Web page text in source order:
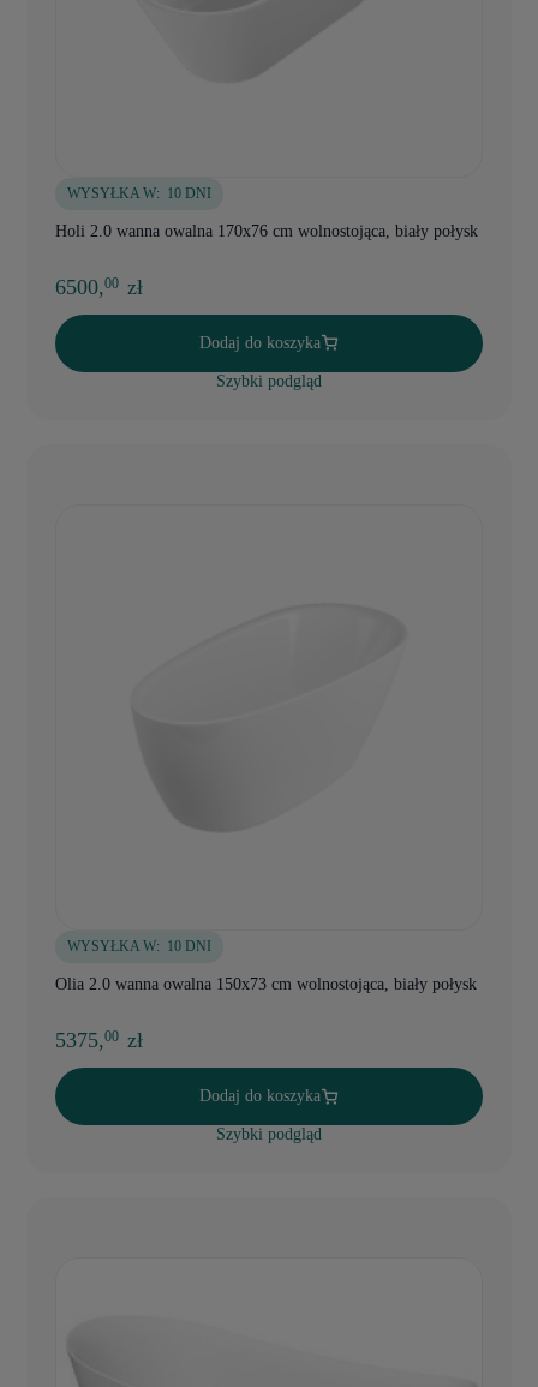
WYSYŁKA W: 10 DNI
Holi 2.0 wanna owalna 170x76 cm wolnostojąca, biały połysk
6500,00 zł
Dodaj do koszyka
Szybki podgląd
WYSYŁKA W: 10 DNI
Olia 2.0 wanna owalna 150x73 cm wolnostojąca, biały połysk
5375,00 zł
Dodaj do koszyka
Szybki podgląd